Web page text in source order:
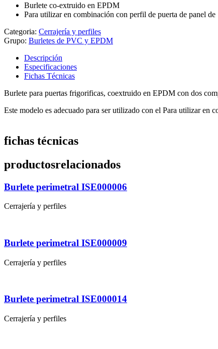
Burlete co-extruido en EPDM
Para utilizar en combinación con perfil de puerta de panel de
Categoria: Cerrajería y perfiles
Grupo: Burletes de PVC y EPDM
Descripción
Especificaciones
Fichas Técnicas
Burlete para puertas frigorificas, coextruido en EPDM con dos
Este modelo es adecuado para ser utilizado con el Para utilizar
fichas técnicas
productosrelacionados
Burlete perimetral ISE000006
Cerrajería y perfiles
Burlete perimetral ISE000009
Cerrajería y perfiles
Burlete perimetral ISE000014
Cerrajería y perfiles